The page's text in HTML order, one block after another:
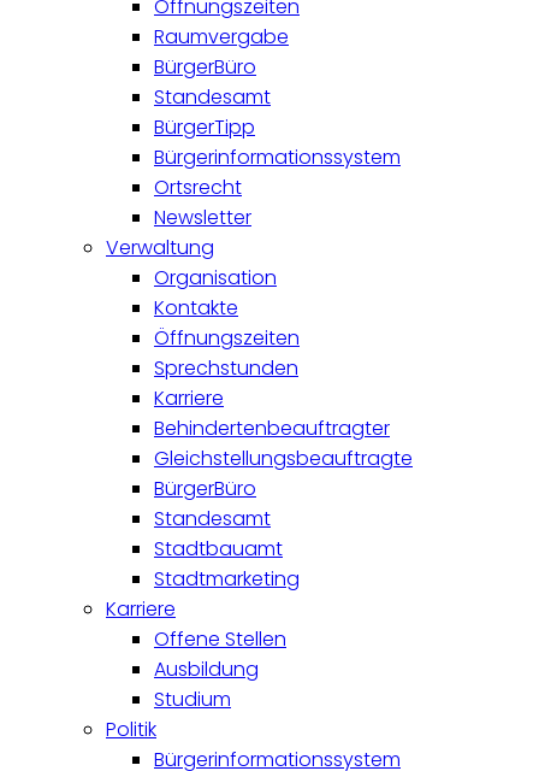
Öffnungszeiten
Raumvergabe
BürgerBüro
Standesamt
BürgerTipp
Bürgerinformationssystem
Ortsrecht
Newsletter
Verwaltung
Organisation
Kontakte
Öffnungszeiten
Sprechstunden
Karriere
Behindertenbeauftragter
Gleichstellungsbeauftragte
BürgerBüro
Standesamt
Stadtbauamt
Stadtmarketing
Karriere
Offene Stellen
Ausbildung
Studium
Politik
Bürgerinformationssystem